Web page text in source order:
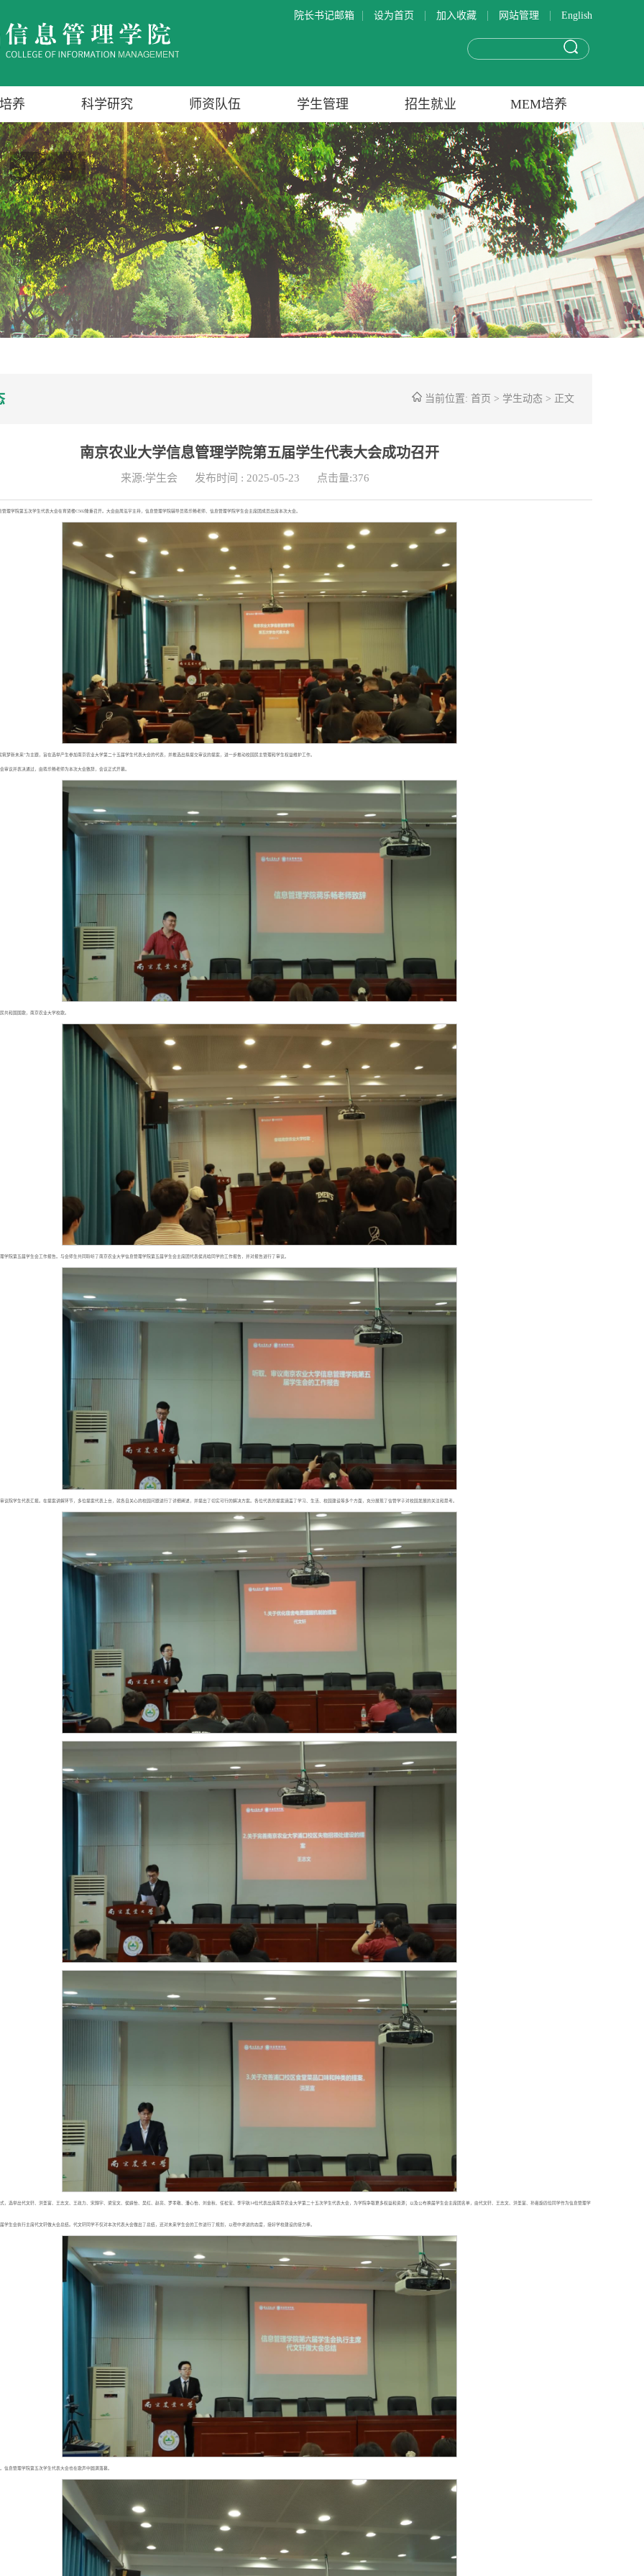
院长书记邮箱 | 设为首页 | 加入收藏 | 网站管理 | English
养 科学研究 师资队伍 学生管理 招生就业 MEM培养
当前位置: 首页 > 学生动态 > 正文
南京农业大学信息管理学院第五届学生代表大会成功召开
来源:学生会 发布时间 : 2025-05-23 点击量:376
管理学院第五次学生代表大会在育贤楼C502隆重召开。大会由周泓宇主持，信息管理学院辅导员蒋乐畅老师、信息管理学院学生会主席团成员出席本次大会。
筑梦新未来”为主题，旨在选举产生参加南京农业大学第二十五届学生代表大会的代表，并推选出拟提交审议的提案，进一步推动校园民主管理和学生权益维护工作。
审议并表决通过，由蒋乐畅老师为本次大会致辞，会议正式开幕。
共和国国歌，南京农业大学校歌。
学院第五届学生会工作报告。与会师生共同聆听了南京农业大学信息管理学院第五届学生会主席团代表侯兆晗同学的工作报告，并对报告进行了审议。
议院学生代表汇报。在提案讲解环节，多位提案代表上台，就各自关心的校园问题进行了详细阐述，并提出了切实可行的解决方案。各位代表的提案涵盖了学习、生活、校园建设等多个方面，充分展现了信管学子对校园发展的关注和思考。
，选举出代文轩、洪圣富、王志文、王政力、宋翔宇、梁宝文、侯婧怡、吴红、赵亮、罗孝敬、潘心怡、刘金秋、任松宝、李宇航14位代表出席南京农业大学第二十五次学生代表大会，为学院争取更多权益和资源；以及公布换届学生会主席团名单，由代文轩、王志文、洪圣富、孙嘉旋四位同学作为信息管理学
学生会执行主席代文轩做大会总结。代文轩同学不仅对本次代表大会做出了总结，还对未来学生会的工作进行了规划，以稳中求进的态度，接好学校建设的接力棒。
信息管理学院第五次学生代表大会也在歌声中圆满落幕。